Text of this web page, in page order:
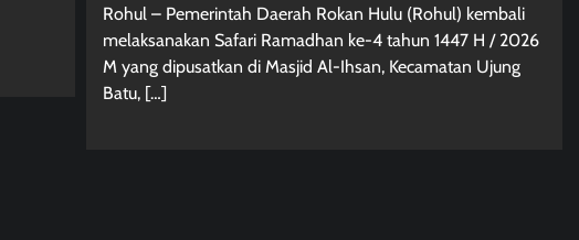
Rohul – Pemerintah Daerah Rokan Hulu (Rohul) kembali
melaksanakan Safari Ramadhan ke-4 tahun 1447 H / 2026
M yang dipusatkan di Masjid Al-Ihsan, Kecamatan Ujung
Batu, […]